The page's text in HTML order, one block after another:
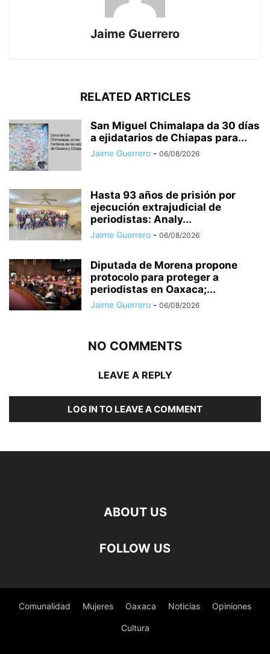
Jaime Guerrero
RELATED ARTICLES
San Miguel Chimalapa da 30 días
a ejidatarios de Chiapas para...
Jaime Guerrero - 06/08/2026
Hasta 93 años de prisión por
ejecución extrajudicial de
periodistas: Analy...
Jaime Guerrero - 06/08/2026
Diputada de Morena propone
protocolo para proteger a
periodistas en Oaxaca;...
Jaime Guerrero - 06/08/2026
NO COMMENTS
LEAVE A REPLY
LOG IN TO LEAVE A COMMENT
ABOUT US
FOLLOW US
Comunalidad Mujeres Oaxaca Noticias Opiniones
Cultura